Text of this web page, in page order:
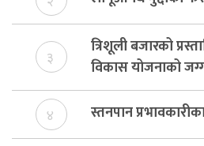
३
त्रिशूली बजारको
विकास योजनाको
विकास दर्ता नभए
४ स्तनपान